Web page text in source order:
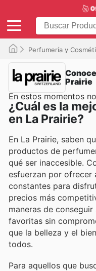
Perfumería y
Prairie
En estos momentos
¿Cuál es la
en La Prairie?
En La Prairie, saben
productos de
qué ser inaccesible.
esfuerzan por ofrecer
constantes para
precios más
maneras de
favoritas sin
que la belleza y el
todos.
Para aquellos que